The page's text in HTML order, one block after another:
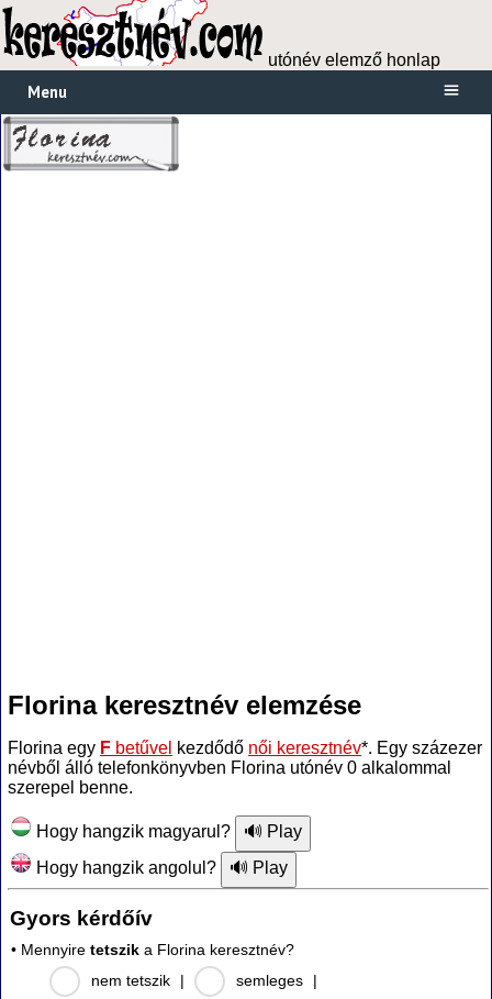
utónév elemző honlap
Menu
Florina keresztnév elemzése
Florina egy F betűvel kezdődő női keresztnév*. Egy százezer
névből álló telefonkönyvben Florina utónév 0 alkalommal
szerepel benne.
Hogy hangzik magyarul?
Hogy hangzik angolul?
Gyors kérdőív
• Mennyire tetszik a Florina keresztnév?
nem tetszik
| semleges |